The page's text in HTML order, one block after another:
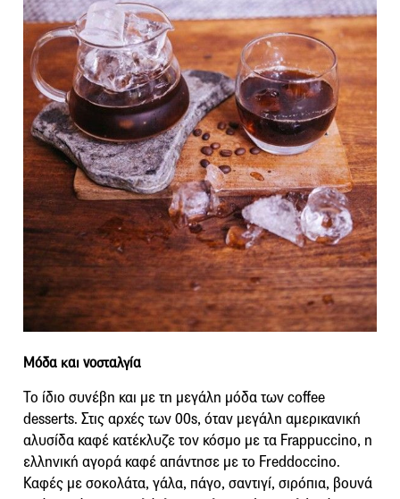
Μόδα και νοσταλγία
Το ίδιο συνέβη και με τη μεγάλη μόδα των coffee
desserts. Στις αρχές των 00s, όταν μεγάλη αμερικανική
αλυσίδα καφέ κατέκλυζε τον κόσμο με τα Frappuccino, η
ελληνική αγορά καφέ απάντησε με το Freddoccino.
Καφές με σοκολάτα, γάλα, πάγο, σαντιγί, σιρόπια, βουνά